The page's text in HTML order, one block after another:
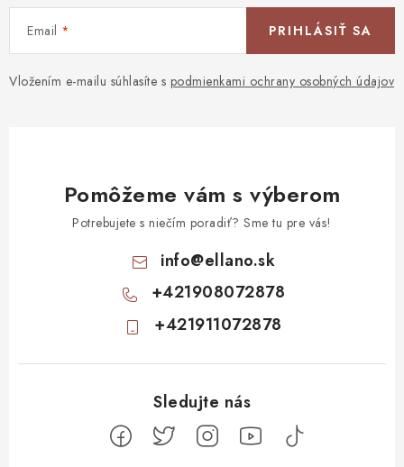
Email
Vložením e-mailu súhlasíte s podmienkami ochrany osobných údajov
PRIHLÁSIŤ SA
Pomôžeme vám s výberom
Potrebujete s niečím poradiť? Sme tu pre vás!
info@ellano.sk
+421908072878
+421911072878